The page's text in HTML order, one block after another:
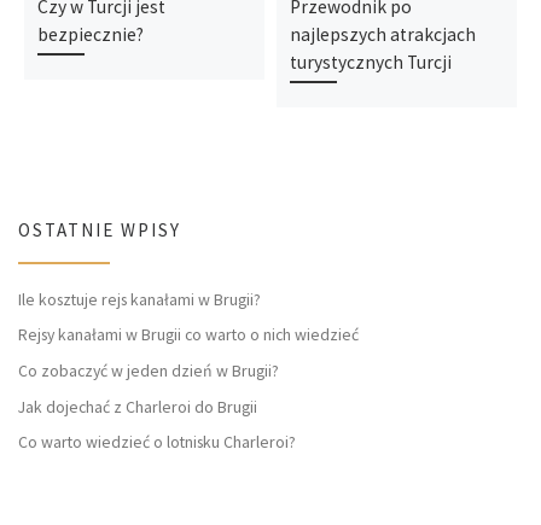
Czy w Turcji jest
bezpiecznie?
Przewodnik po
najlepszych atrakcjach
turystycznych Turcji
OSTATNIE WPISY
Ile kosztuje rejs kanałami w Brugii?
Rejsy kanałami w Brugii co warto o nich wiedzieć
Co zobaczyć w jeden dzień w Brugii?
Jak dojechać z Charleroi do Brugii
Co warto wiedzieć o lotnisku Charleroi?